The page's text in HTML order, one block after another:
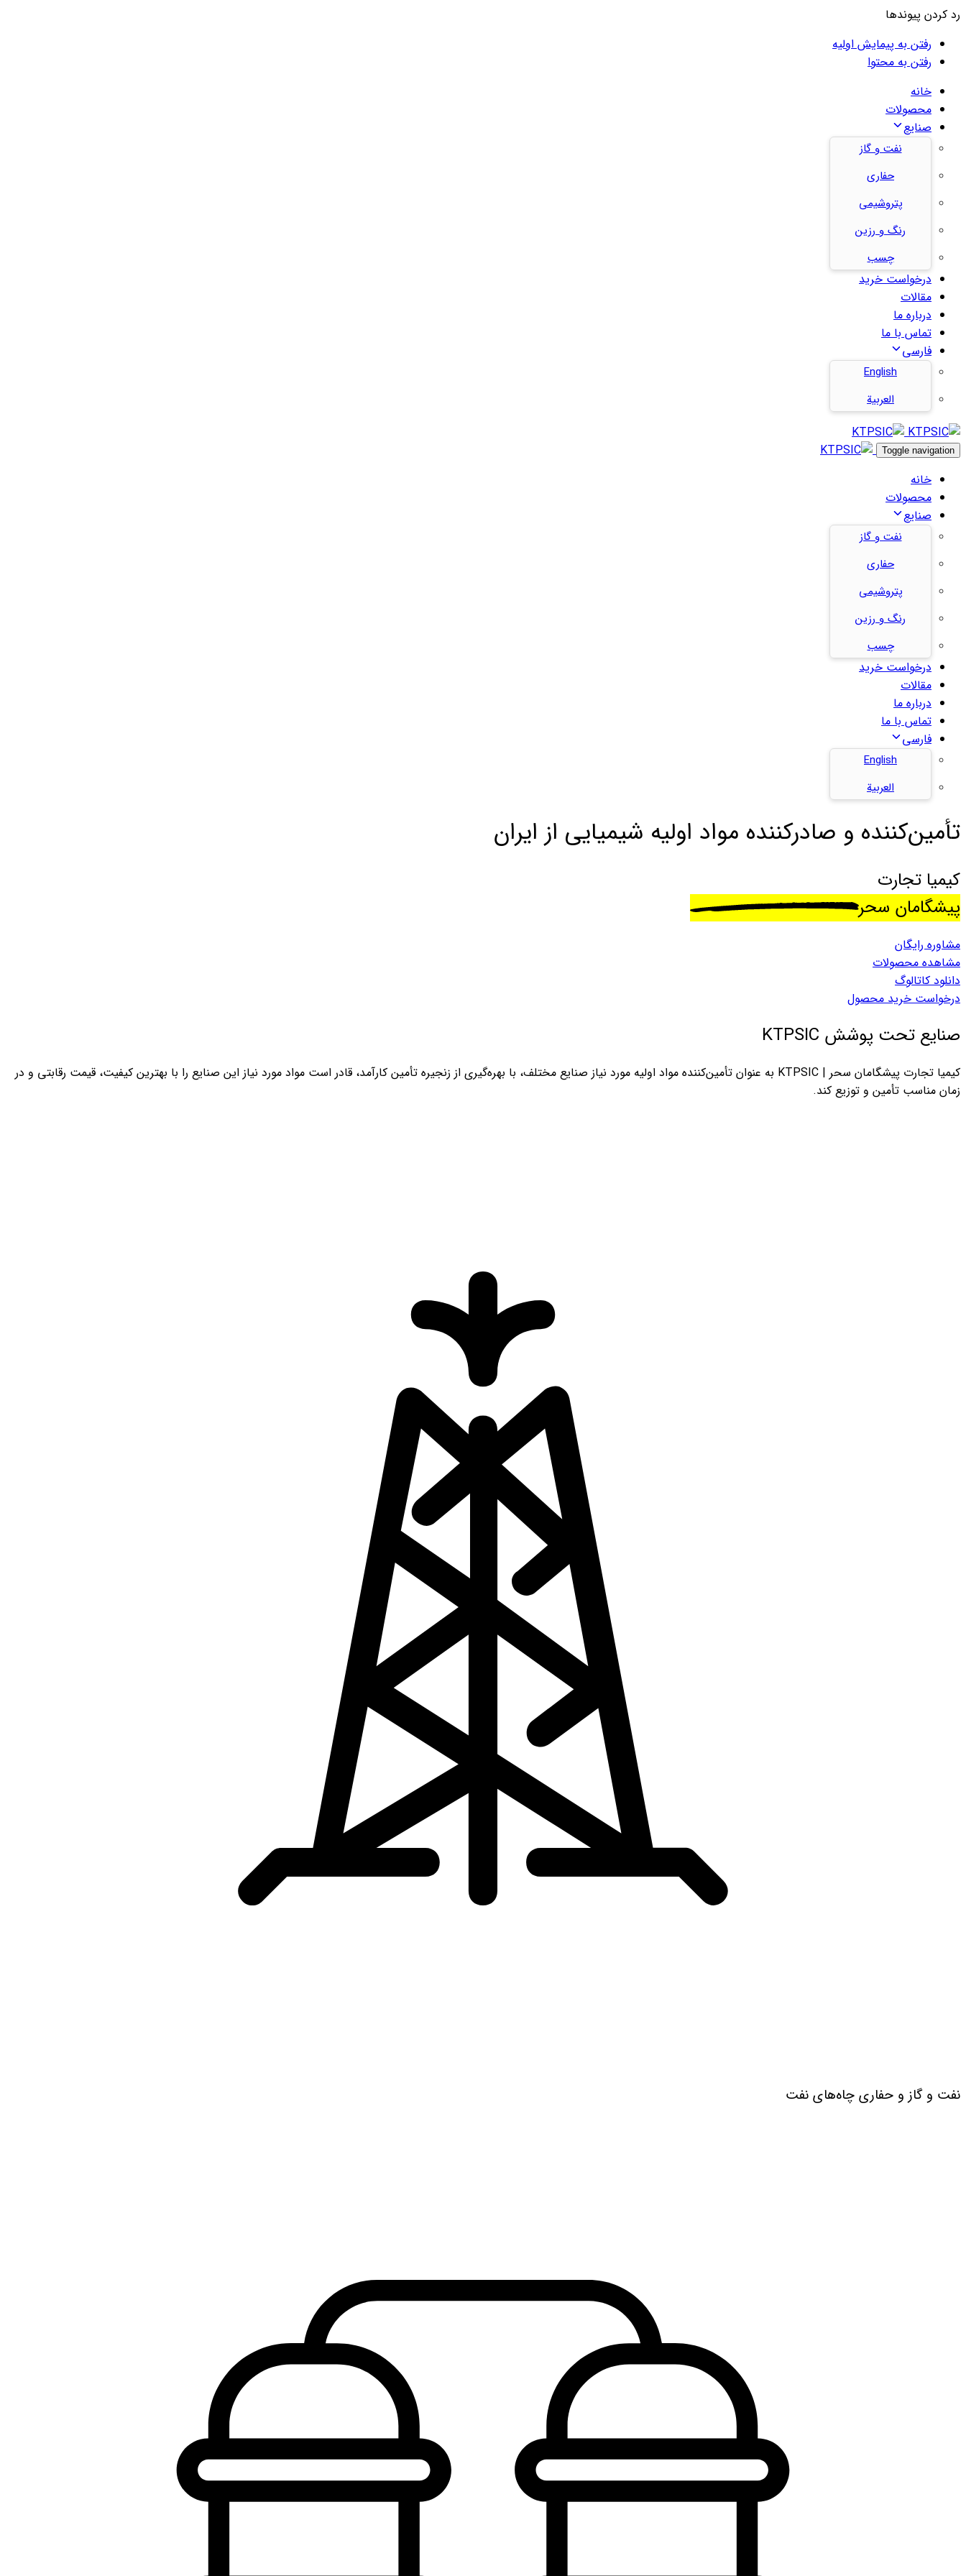
رد کردن پیوندها
رفتن به پیمایش اولیه
رفتن به محتوا
خانه
محصولات
صنایع
نفت و گاز
حفاری
پتروشیمی
رنگ و رزین
چسب
درخواست خرید
مقالات
درباره ما
تماس با ما
فارسی
English
العربية
Toggle navigation
خانه
محصولات
صنایع
نفت و گاز
حفاری
پتروشیمی
رنگ و رزین
چسب
درخواست خرید
مقالات
درباره ما
تماس با ما
فارسی
English
العربية
تأمین‌کننده و صادرکننده مواد اولیه شیمیایی از ایران
کیمیا تجارت
پیشگامان سحر
مشاوره رایگان
مشاهده محصولات
دانلود کاتالوگ
درخواست خرید محصول
صنایع تحت پوشش KTPSIC
کیمیا تجارت پیشگامان سحر | KTPSIC به عنوان تأمین‌کننده مواد اولیه مورد نیاز صنایع مختلف، با بهره‌گیری از زنجیره تأمین کارآمد، قادر است مواد مورد نیاز این صنایع را با بهترین کیفیت، قیمت رقابتی و در
زمان مناسب تأمین و توزیع کند.
نفت و گاز و حفاری چاه‌های نفت